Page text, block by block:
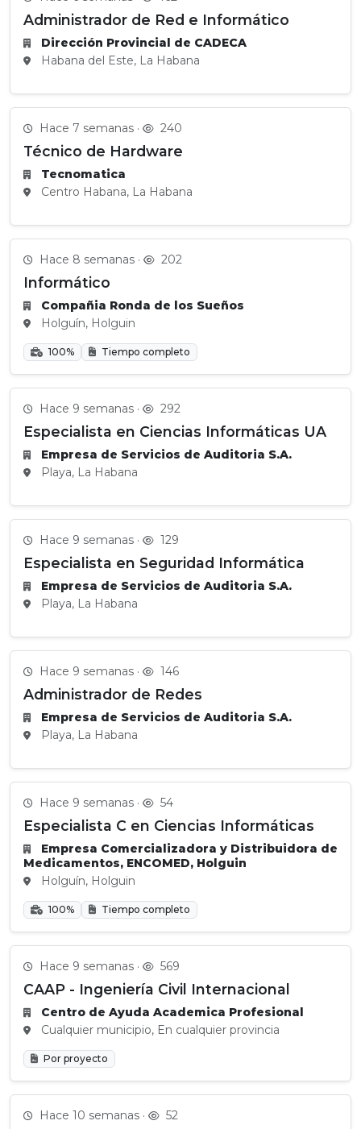
Administrador de Red e Informático
Dirección Provincial de CADECA
Habana del Este, La Habana
Hace 7 semanas · 240
Técnico de Hardware
Tecnomatica
Centro Habana, La Habana
Hace 8 semanas · 202
Informático
Compañia Ronda de los Sueños
Holguín, Holguin
100% Tiempo completo
Hace 9 semanas · 292
Especialista en Ciencias Informáticas UA
Empresa de Servicios de Auditoria S.A.
Playa, La Habana
Hace 9 semanas · 129
Especialista en Seguridad Informática
Empresa de Servicios de Auditoria S.A.
Playa, La Habana
Hace 9 semanas · 146
Administrador de Redes
Empresa de Servicios de Auditoria S.A.
Playa, La Habana
Hace 9 semanas · 54
Especialista C en Ciencias Informáticas
Empresa Comercializadora y Distribuidora de
Medicamentos, ENCOMED, Holguin
Holguín, Holguin
100% Tiempo completo
Hace 9 semanas · 569
CAAP - Ingeniería Civil Internacional
Centro de Ayuda Academica Profesional
Cualquier municipio, En cualquier provincia
Por proyecto
Hace 10 semanas · 52